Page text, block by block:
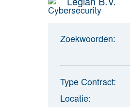
Zoekwoorden:
Type Contract:
Locatie: